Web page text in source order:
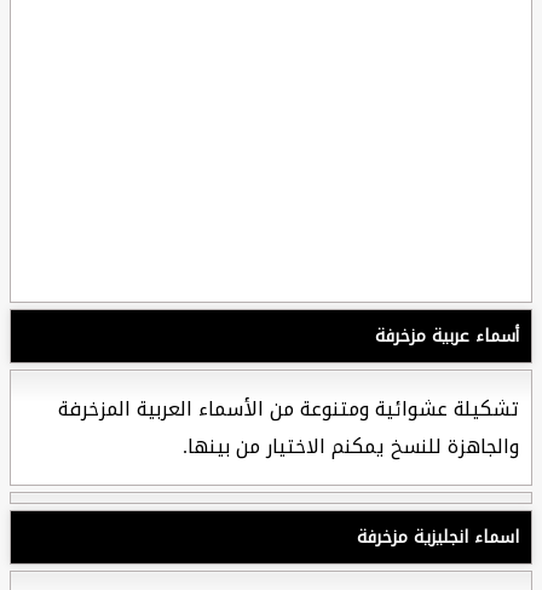
أسماء عربية مزخرفة
تشكيلة عشوائية ومتنوعة من الأسماء العربية المزخرفة
والجاهزة للنسخ يمكنم الاختيار من بينها.
اسماء انجليزية مزخرفة